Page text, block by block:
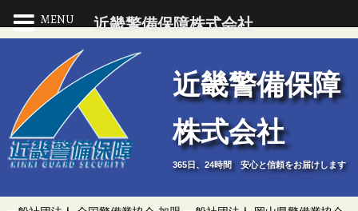
近
畿
警
備
近畿警備保障
株式会社
365日、24時間 安心と信頼をお届けします
MENU 近畿警備保障株式会社